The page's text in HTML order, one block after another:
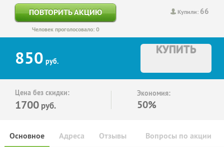
Купили: 66
ПОВТОРИТЬ АКЦИЮ
Человек проголосовало: 0
850 руб.
КУПИТЬ
Цена без скидки:
1700 руб.
Экономия:
50%
Основное Отзывы Вопросы по акции
Адреса